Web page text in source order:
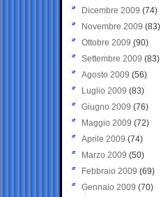
Dicembre 2009 (74)
Novembre 2009 (83)
Ottobre 2009 (90)
Settembre 2009 (83)
Agosto 2009 (56)
Luglio 2009 (83)
Giugno 2009 (76)
Maggio 2009 (72)
Aprile 2009 (74)
Marzo 2009 (50)
Febbraio 2009 (69)
Gennaio 2009 (70)